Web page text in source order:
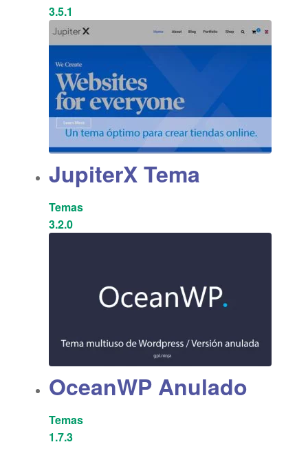
3.5.1
JupiterX Tema
Temas
3.2.0
OceanWP Anulado
Temas
1.7.3